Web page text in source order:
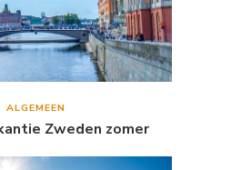
ALGEMEEN
Zweden zomer